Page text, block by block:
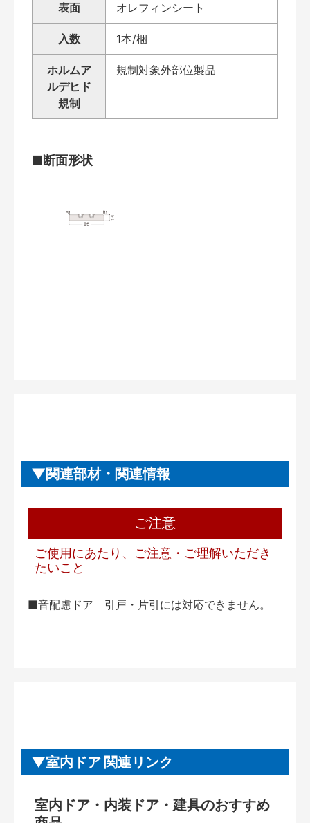
表面 オレフィンシート
入数 1本/梱
ホルムア
ルデヒド
規制
規制対象外部位製品
■断面形状
関連部材・関連情報
ご注意
ご使用にあたり、ご注意・ご理解いただき
たいこと
■音配慮ドア 引戸・片引には対応できません。
室内ドア 関連リンク
室内ドア・内装ドア・建具のおすすめ